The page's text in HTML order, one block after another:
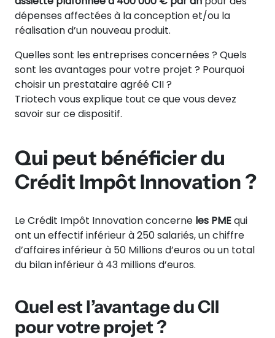
dépenses affectées à la conception et/ou la
réalisation d’un nouveau produit.
Quelles sont les entreprises concernées ? Quels
sont les avantages pour votre projet ? Pourquoi
choisir un prestataire agréé CII ?
Triotech vous explique tout ce que vous devez
savoir sur ce dispositif.
Qui peut bénéficier du
Crédit Impôt Innovation ?
Le Crédit Impôt Innovation concerne les PMEqui
ont un effectif inférieur à 250 salariés, un chiffre
d’affaires inférieur à 50 Millions d’euros ou un total
du bilan inférieur à 43 millions d’euros.
Quel est l’avantage du CII
pour votre projet ?